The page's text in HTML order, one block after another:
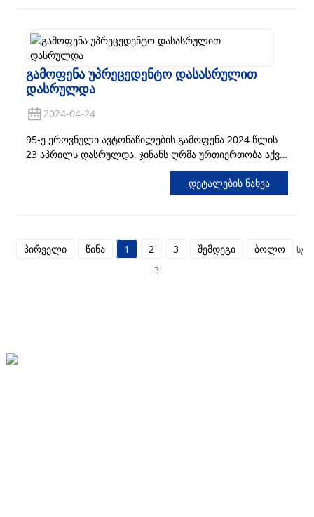
Გამოფენა Უპრეცედენტო Დასასრულით
Დასრულდა
2024-04-24
95-ე ეროვნული ავტონაწილების გამოფენა 2024 წლის
23 აპრილს დასრულდა. ჯინანს ღრმა ურთიერთობა აქვს
ავტონაწილების ასოციაციასთან და ეროვნული
ავტონაწილების ასოციაცია ჯინანში სამჯერ იმყოფებოდა
2011, 2019 და 2021 წლებში. კომპანიის გამოფენა
Დეტალების Ნახვა
პირველი წინა 1 2 3 შემდეგი ბოლო
სულ
3